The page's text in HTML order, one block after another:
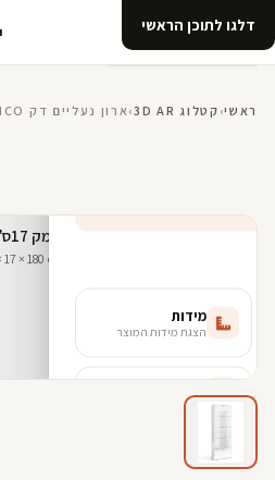
דלגו לתוכן הראשי
קטלוגראשי› קטלוג 3D AR ›ארון נעליים דק BLANCO (בעומק 17ס"מ)